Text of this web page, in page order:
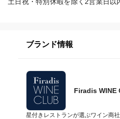
ブランド情報
Firadis WINE
星付きレストランが選ぶワイン商社